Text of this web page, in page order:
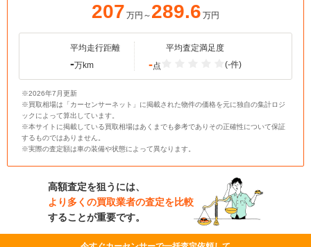
207 万円～ 289.6 万円
平均走行距離
-万km
平均査定満足度
-点 (-件)
※2026年7月更新
※買取相場は「カーセンサーネット」に掲載された物件の価格を元に独自の集計ロジ
ックによって算出しています。
※本サイトに掲載している買取相場はあくまでも参考でありその正確性について保証
するものではありません。
※実際の査定額は車の装備や状態によって異なります。
高額査定を狙うには、
より多くの買取業者の査定を比較
することが重要です。